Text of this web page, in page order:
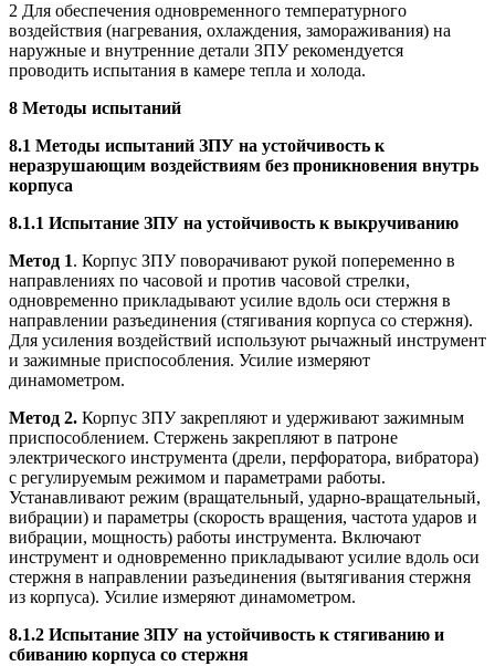
2 Для обеспечения одновременного температурного
воздействия (нагревания, охлаждения, замораживания) на
наружные и внутренние детали ЗПУ рекомендуется
проводить испытания в камере тепла и холода.
8 Методы испытаний
8.1 Методы испытаний ЗПУ на устойчивость к
неразрушающим воздействиям без проникновения внутрь
корпуса
8.1.1 Испытание ЗПУ на устойчивость к выкручиванию
Метод 1. Корпус ЗПУ поворачивают рукой попеременно в
направлениях по часовой и против часовой стрелки,
одновременно прикладывают усилие вдоль оси стержня в
направлении разъединения (стягивания корпуса со стержня).
Для усиления воздействий используют рычажный инструмент
и зажимные приспособления. Усилие измеряют
динамометром.
Метод 2. Корпус ЗПУ закрепляют и удерживают зажимным
приспособлением. Стержень закрепляют в патроне
электрического инструмента (дрели, перфоратора, вибратора)
с регулируемым режимом и параметрами работы.
Устанавливают режим (вращательный, ударно-вращательный,
вибрации) и параметры (скорость вращения, частота ударов и
вибрации, мощность) работы инструмента. Включают
инструмент и одновременно прикладывают усилие вдоль оси
стержня в направлении разъединения (вытягивания стержня
из корпуса). Усилие измеряют динамометром.
8.1.2 Испытание ЗПУ на устойчивость к стягиванию и
сбиванию корпуса со стержня